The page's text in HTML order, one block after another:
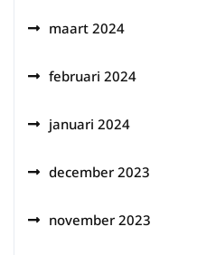
maart 2024
februari 2024
januari 2024
december 2023
november 2023